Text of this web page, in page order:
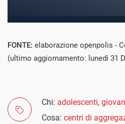
FONTE: elaborazione openpolis -
(ultimo aggiornamento: lunedì 31
Chi: adolescenti,
Cosa: centri di